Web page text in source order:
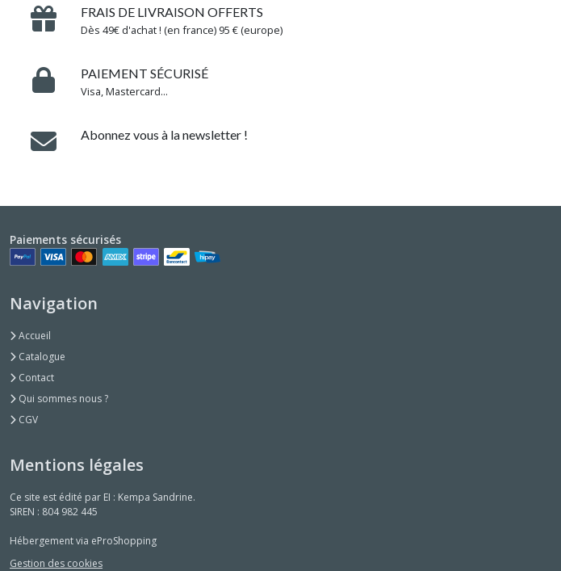
FRAIS DE LIVRAISON OFFERTS
Dès 49€ d'achat ! (en france) 95 € (europe)
PAIEMENT SÉCURISÉ
Visa, Mastercard...
Abonnez vous à la newsletter !
Paiements sécurisés
Navigation
Accueil
Catalogue
Contact
Qui sommes nous ?
CGV
Mentions légales
Ce site est édité par EI : Kempa Sandrine.
SIREN : 804 982 445
Hébergement via eProShopping
Gestion des cookies